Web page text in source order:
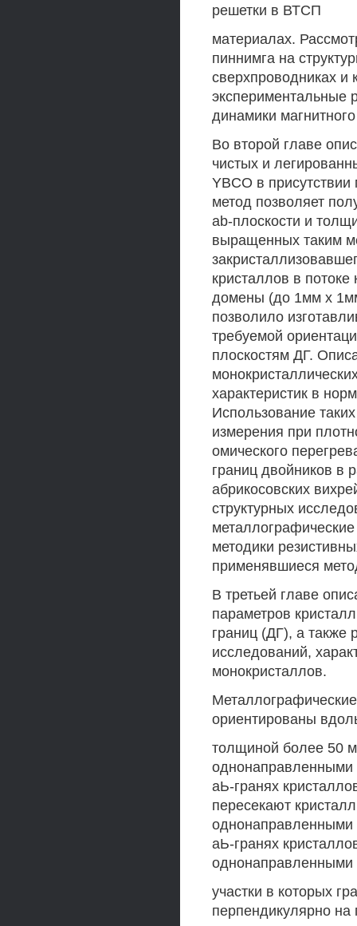
решетки в ВТСП
материалах.
пиннимга на
сверхпроводниках и
экспериментальные
динамики
Во второй главе
чистых и
YBCO в
метод позволяет
ab-плоскости и
выращенных таким
кристаллов в
домены (до 1мм х
позволило
требуемой
плоскостям ДГ.
характеристик в
Использование
измерения при
омического
границ двойников в
абрикосовских
структурных
методики
применявшиеся
В третьей главе
параметров
границ (ДГ), а также
исследований,
монокристаллов.
ориентированы
толщиной более 50
однонаправленными
аЬ-гранях
пересекают
однонаправленными
аЬ-гранях
однонаправленными
участки в которых
перпендикулярно